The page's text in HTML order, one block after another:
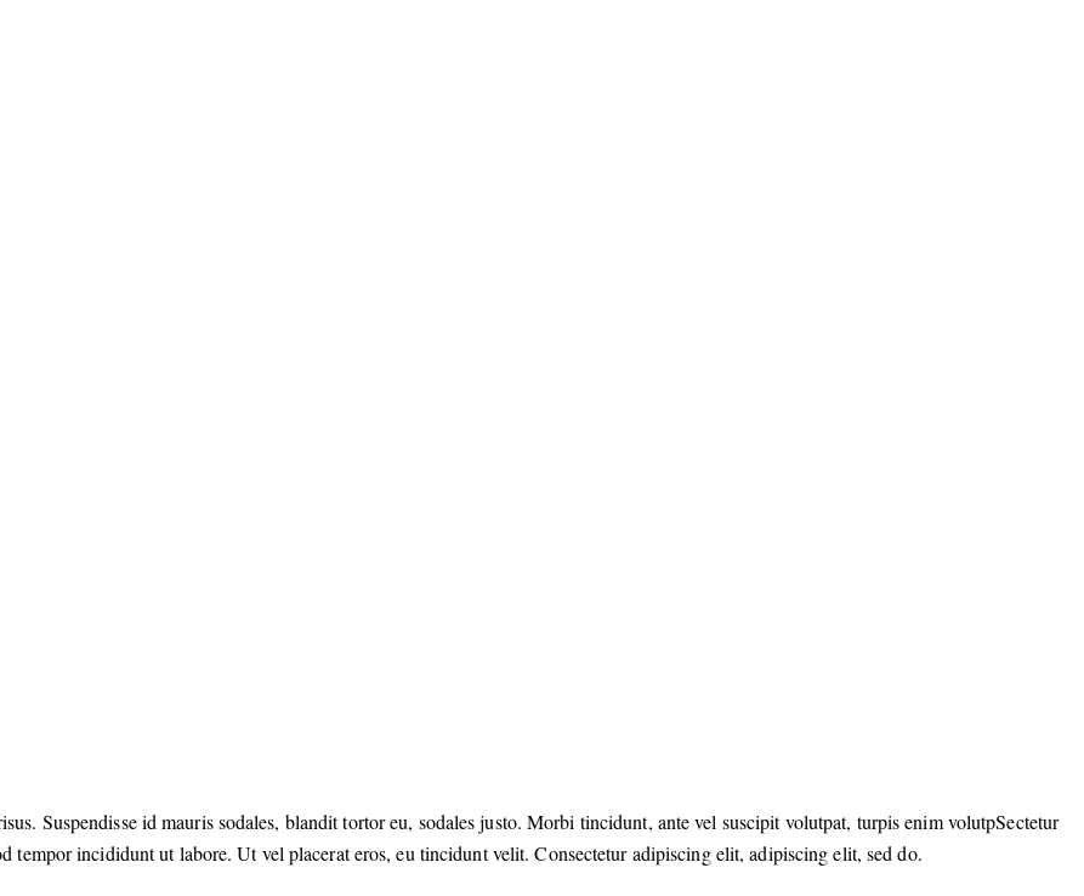
Suspendisse id mauris sodales, blandit tortor eu, sodales justo. Morbi tincidunt, ante vel suscipit volutpat, turpis enim volutpSectetur
tempor incididunt ut labore. Ut vel placerat eros, eu tincidunt velit. Consectetur adipiscing elit, adipiscing elit, sed do.